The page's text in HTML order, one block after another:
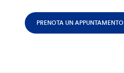
PRENOTA UN APPUNTAMENTO